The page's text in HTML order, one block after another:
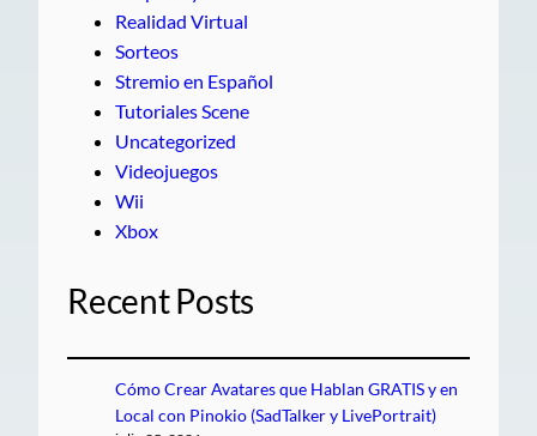
Realidad Virtual
Sorteos
Stremio en Español
Tutoriales Scene
Uncategorized
Videojuegos
Wii
Xbox
Recent Posts
Cómo Crear Avatares que Hablan GRATIS y en
Local con Pinokio (SadTalker y LivePortrait)